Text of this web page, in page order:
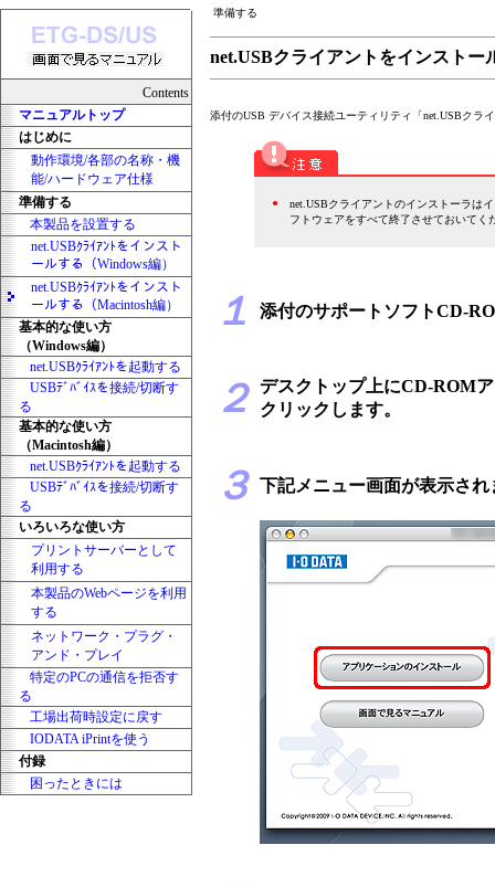
Contents
マニュアルトップ
はじめに
動作環境/各部の名称・機
能/ハードウェア仕様
準備する
本製品を設置する
net.USBｸﾗｲｱﾝﾄをインスト
ールする（Windows編）
net.USBｸﾗｲｱﾝﾄをインスト
ールする（Macintosh編）
基本的な使い方
（Windows編）
net.USBｸﾗｲｱﾝﾄを起動する
USBﾃﾞﾊﾞｲｽを接続/切断す
る
基本的な使い方
（Macintosh編）
net.USBｸﾗｲｱﾝﾄを起動する
USBﾃﾞﾊﾞｲｽを接続/切断す
る
いろいろな使い方
プリントサーバーとして
利用する
本製品のWebページを利用
する
ネットワーク・プラグ・
アンド・プレイ
特定のPCの通信を拒否す
る
工場出荷時設定に戻す
IODATA iPrintを使う
付録
困ったときには
準備する
net.USBクライアントをインストー
添付のUSB デバイス接続ユーティリティ「net.USBクラ
●
net.USBクライアントのインストーラは
フトウェアをすべて終了させておいてく
１ 添付のサポートソフトCD-
２ デスクトップ上にCD-ROM
クリックします。
３ 下記メニュー画面が表示さ